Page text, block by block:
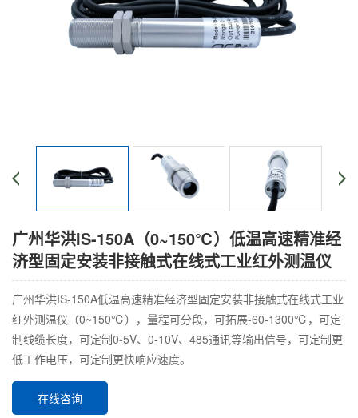
广州华洪IS-150A（0~150℃）低温高速精准经
济型固定安装非接触式在线式工业红外测温仪
广州华洪IS-150A低温高速精准经济型固定安装非接触式在线式工业
红外测温仪（0~150℃），量程可分段，可拓展-60-1300℃，可定
制线缆长度，可定制0-5V、0-10V、485通讯等输出信号，可定制更
低工作电压，可定制更快响应速度。
在线咨询